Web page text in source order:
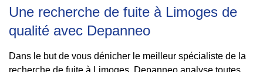
Une recherche de fuite à Limoges de
qualité avec Depanneo
Dans le but de vous dénicher le meilleur spécialiste de la